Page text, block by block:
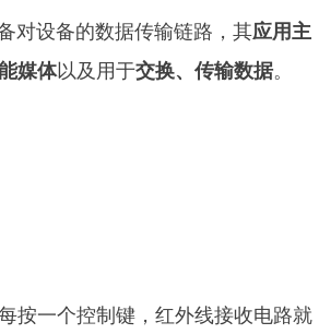
对设备的数据传输链路，其应用主
媒体以及用于交换、传输数据。
按一个控制键，红外线接收电路就